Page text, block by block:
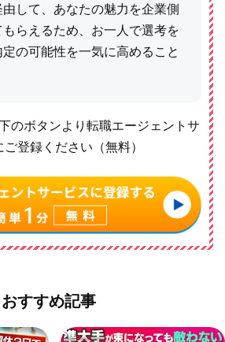
して、あなたの魅力を企業側
らえるため、お一人で選考を
の可能性を一気に高めること
のボタンより転職エージェントサ
登録ください（無料）
おすすめ記事